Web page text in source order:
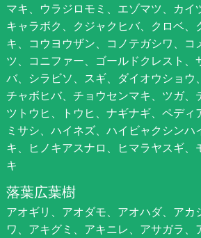
マキ、ウラジロモミ、エゾマツ、カイ
キャラボク、クジャクヒバ、クロベ、
キ、コウヨウザン、コノテガシワ、コ
ツ、コニファー、ゴールドクレスト、
バ、シラビソ、スギ、ダイオウショウ
チャボヒバ、チョウセンマキ、ツガ、
ツトウヒ、トウヒ、ナギナギ、ペディ
ミサシ、ハイネズ、ハイビャクシンハ
キ、ヒノキアスナロ、ヒマラヤスギ、
キ
落葉広葉樹
アオギリ、アオダモ、アオハダ、アカ
ワ、アキグミ、アキニレ、アサガラ、